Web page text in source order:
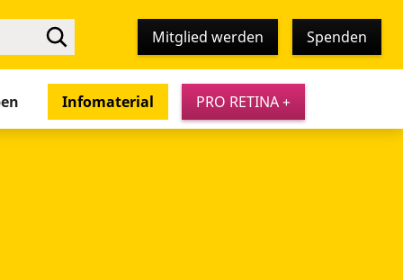
Mitglied werden Spenden
Infomaterial PRO RETINA +